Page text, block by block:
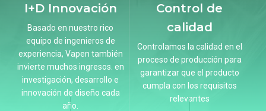
I+D Innovación
Basado en nuestro rico
equipo de ingenieros de
experiencia, Vapen también
invierte muchos ingresos. en
investigación, desarrollo e
innovación de diseño cada
año.
Control de
calidad
Controlamos la calidad en el
proceso de producción para
garantizar que el producto
cumpla con los requisitos
relevantes